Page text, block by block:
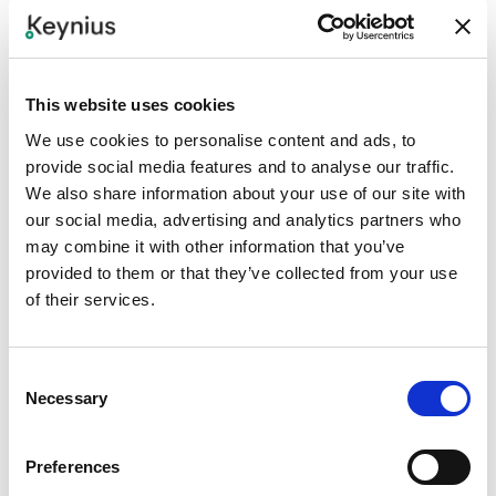
This website uses cookies
We use cookies to personalise content and ads, to
provide social media features and to analyse our traffic.
We also share information about your use of our site with
our social media, advertising and analytics partners who
may combine it with other information that you’ve
provided to them or that they’ve collected from your use
of their services.
Selection
Necessary
Preferences
Keynius annonce son intégration avec GoBright
pour une réservation de casiers plus fluide au
travail
Keynius annonce son intégration avec GoBright, qui
inscrit les casiers intelligents dans le parcours de
réservation de l’espace de travail, aux côtés des bureaux